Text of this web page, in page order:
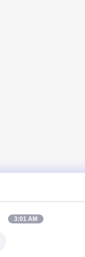
3:01 AM